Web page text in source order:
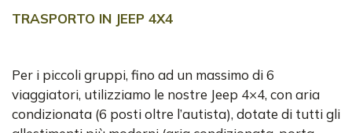
TRASPORTO IN JEEP 4X4
Per i piccoli gruppi, fino ad un massimo di 6
viaggiatori, utilizziamo le nostre Jeep 4×4, con aria
condizionata (6 posti oltre l’autista), dotate di tutti gli